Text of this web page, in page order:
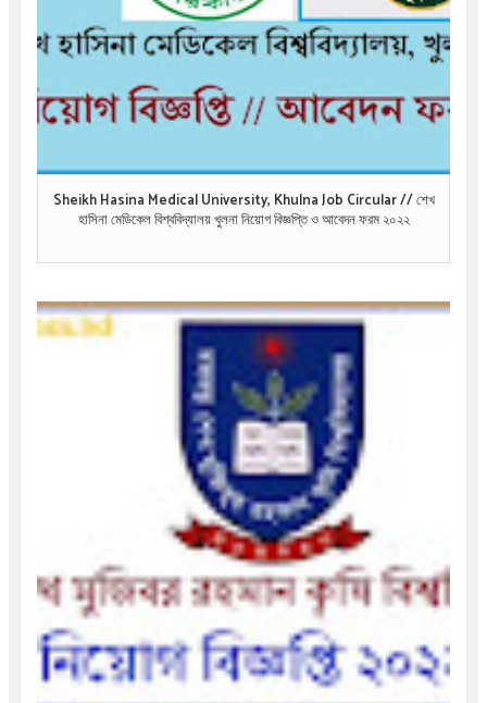
Sheikh Hasina Medical University, Khulna Job Circular // শেখ
হাসিনা মেডিকেল বিশ্ববিদ্যালয় খুলনা নিয়োগ বিজ্ঞপ্তি ও আবেদন ফরম ২০২২